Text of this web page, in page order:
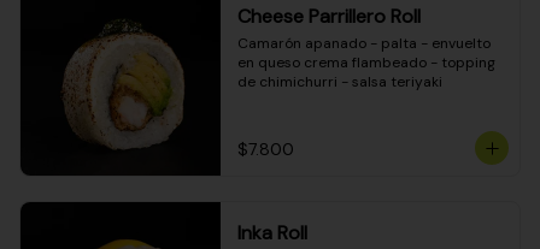
Cheese Parrillero Roll
Camarón apanado - palta - envuelto
en queso crema flambeado - topping
de chimichurri - salsa teriyaki
$7.800
Inka Roll